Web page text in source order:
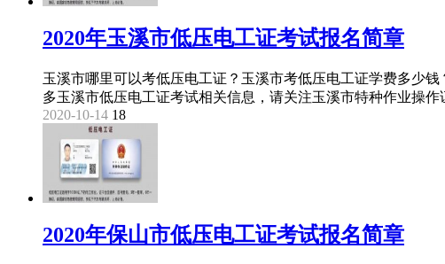
2020年玉溪市低压电工证考试报名简章
玉溪市哪里可以考低压电工证？玉溪市考低压电工证学费多少
多玉溪市低压电工证考试相关信息，请关注玉溪市特种作业操作
2020-10-14 18
2020年保山市低压电工证考试报名简章